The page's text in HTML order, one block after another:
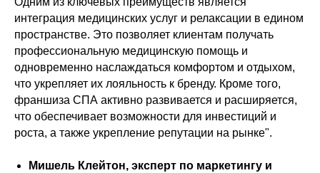
интеграция медицинских услуг и релаксации в едином
пространстве. Это позволяет клиентам получать
профессиональную медицинскую помощь и
одновременно наслаждаться комфортом и отдыхом,
что укрепляет их лояльность к бренду. Кроме того,
франшиза СПА активно развивается и расширяется,
что обеспечивает возможности для инвестиций и
роста, а также укрепление репутации на рынке".
Мишель Клейтон, эксперт по маркетингу и